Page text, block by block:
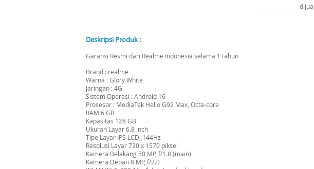
Deskripsi Produk :
Garansi Resmi dari Realme Indonesia selama 1 tahun
Brand : realme
Warna : Glory White
Jaringan : 4G
Sistem Operasi : Android 16
Prosesor : MediaTek Helio G92 Max, Octa-core
RAM 6 GB
Kapasitas 128 GB
Ukuran Layar 6.8 inch
Tipe Layar IPS LCD, 144Hz
Resolusi Layar 720 x 1570 piksel
Kamera Belakang 50 MP, f/1.8 (main)
Kamera Depan 8 MP, f/2.0